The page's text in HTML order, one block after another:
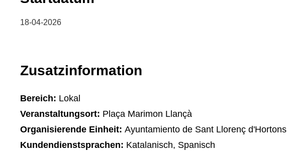
18-04-2026
Zusatzinformation
Bereich: Lokal
Veranstaltungsort: Plaça Marimon Llançà
Organisierende Einheit: Ayuntamiento de Sant Llorenç d'Hortons
Kundendienstsprachen: Katalanisch, Spanisch